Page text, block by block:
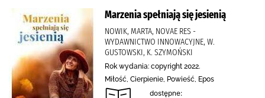
Marzenia spełniają się jesienią
NOWIK, MARTA, NOVAE RES -
WYDAWNICTWO INNOWACYJNE, W.
GUSTOWSKI, K. SZYMOŃSKI
Rok wydania: copyright 2022.
Miłość, Cierpienie, Powieść, Epos
dostępne: